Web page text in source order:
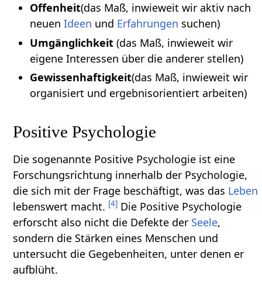
Offenheit(das Maß, inwieweit wir aktiv nach
neuen Ideen und Erfahrungen suchen)
Umgänglichkeit(das Maß, inwieweit wir
eigene Interessen über die anderer stellen)
Gewissenhaftigkeit(das Maß, inwieweit wir
organisiert und ergebnisorientiert arbeiten)
Positive Psychologie
Die sogenannte Positive Psychologie ist eine
Forschungsrichtung innerhalb der Psychologie,
die sich mit der Frage beschäftigt, was das Leben
lebenswert macht. [4] Die Positive Psychologie
erforscht also nicht die Defekte der Seele,
sondern die Stärken eines Menschen und
untersucht die Gegebenheiten, unter denen er
aufblüht.